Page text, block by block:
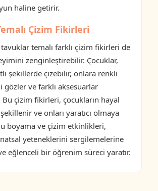
haline getirir.
Çizim Fikirleri
temalı farklı çizim fikirleri de
zenginleştirebilir. Çocuklar,
şekillerde çizebilir, onlara renkli
gözler ve farklı aksesuarlar
çizim fikirleri, çocukların hayal
ve onları yaratıcı olmaya
boyama ve çizim etkinlikleri,
yeteneklerini sergilemelerine
eğlenceli bir öğrenim süreci yaratır.